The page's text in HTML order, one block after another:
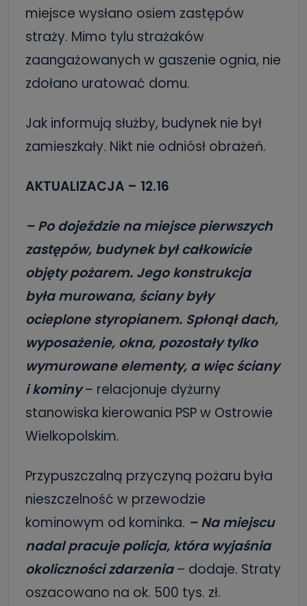
miejsce wysłano osiem zastępów
straży. Mimo tylu strażaków
zaangażowanych w gaszenie ognia, nie
zdołano uratować domu.
Jak informują służby, budynek nie był
zamieszkały. Nikt nie odniósł obrażeń.
AKTUALIZACJA – 12.16
– Po dojeździe na miejsce pierwszych
zastępów, budynek był całkowicie
objęty pożarem. Jego konstrukcja
była murowana, ściany były
ocieplone styropianem. Spłonął dach,
wyposażenie, okna, pozostały tylko
wymurowane elementy, a więc ściany
i kominy– relacjonuje dyżurny
stanowiska kierowania PSP w Ostrowie
Wielkopolskim.
Przypuszczalną przyczyną pożaru była
nieszczelność w przewodzie
kominowym od kominka. – Na miejscu
nadal pracuje policja, która wyjaśnia
okoliczności zdarzenia– dodaje. Straty
oszacowano na ok. 500 tys. zł.